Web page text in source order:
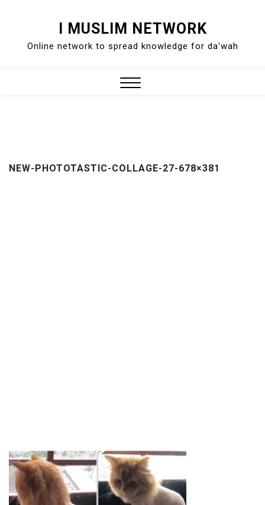
content
I MUSLIM NETWORK
Online network to spread knowledge for da'wah
NEW-PHOTOTASTIC-COLLAGE-27-678×381